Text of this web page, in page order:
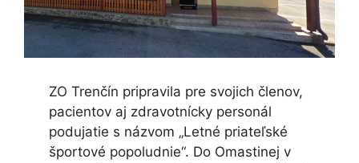
ZO Trenčín pripravila pre svojich členov,
pacientov aj zdravotnícky personál
podujatie s názvom „Letné priateľské
športové popoludnie“. Do Omastinej v